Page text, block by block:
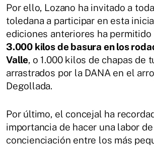
Por ello, Lozano ha invitado a
toledana a participar en esta
ediciones anteriores ha permitido
3.000 kilos de basura en los
Valle, o 1.000 kilos de chapas de
arrastrados por la DANA en el
Degollada.
Por último, el concejal ha
importancia de hacer una labor de
concienciación entre los más